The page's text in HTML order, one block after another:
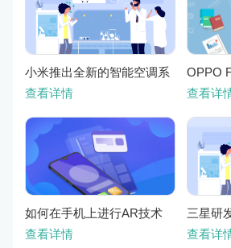
小米推出全新的智能空调系
统
查看详情
OPPO
大游戏
查看详
如何在手机上进行AR技术
应用？
查看详情
三星研
查看详